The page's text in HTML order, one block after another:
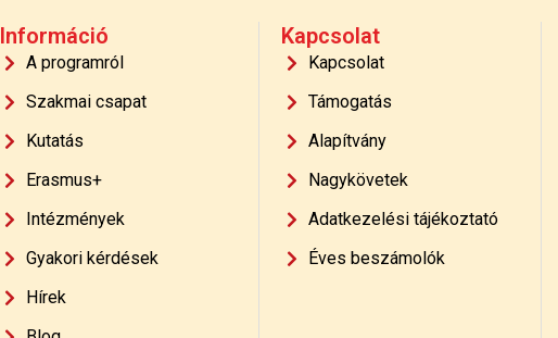
Információ
A programról
Szakmai csapat
Kutatás
Erasmus+
Intézmények
Gyakori kérdések
Hírek
Kapcsolat
Kapcsolat
Támogatás
Alapítvány
Nagykövetek
Adatkezelési tájékoztató
Éves beszámolók